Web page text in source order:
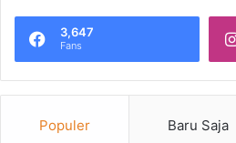
3,647
Fans
Populer Baru Saja